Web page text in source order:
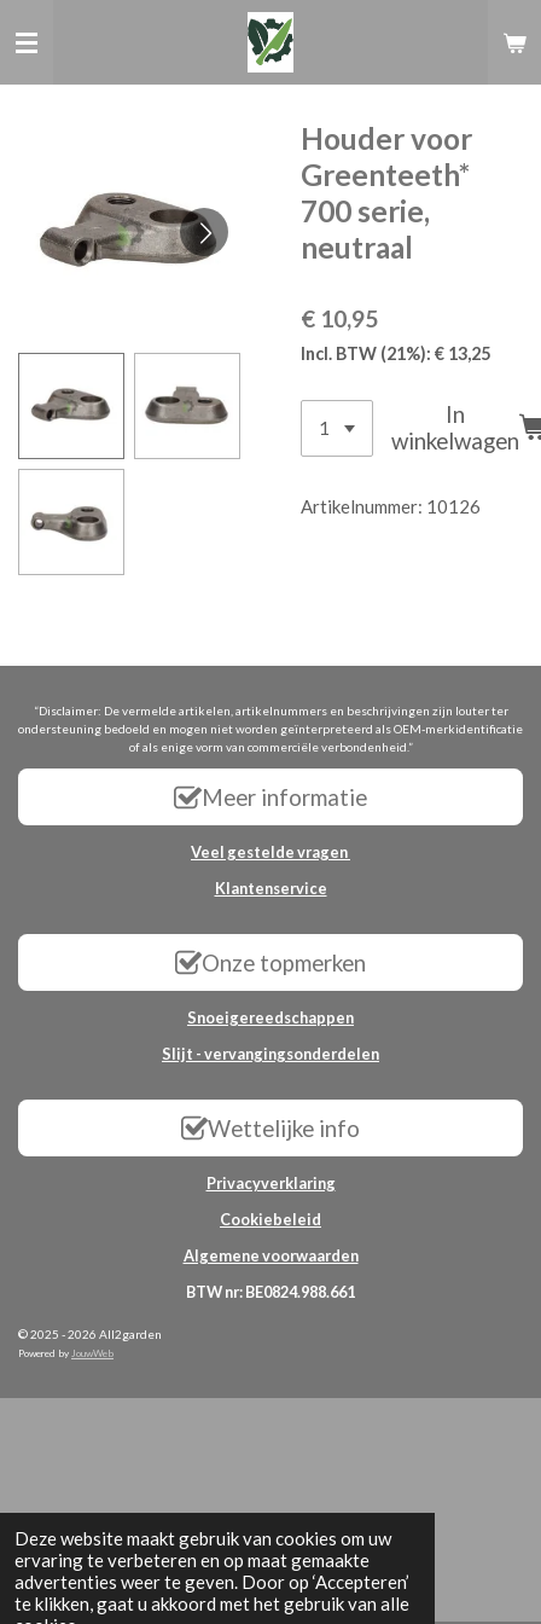
Deze website maakt gebruik van cookies om uw
ervaring te verbeteren en op maat gemaakte
advertenties weer te geven. Door op ‘Accepteren’
te klikken, gaat u akkoord met het gebruik van alle
direct
Houder voor
Greenteeth*
700 serie,
neutraal
€ 10,95
Incl. BTW (21%): € 13,25
In
winkelwagen
Artikelnummer: 10126
“Disclaimer: De vermelde artikelen, artikelnummers en beschrijvingen zijn louter ter
ondersteuning bedoeld en mogen niet worden geïnterpreteerd als OEM-merkidentificatie
of als enige vorm van commerciële verbondenheid.”
Meer informatie
Veel gestelde vragen
Klantenservice
Onze topmerken
Snoeigereedschappen
Slijt - vervangingsonderdelen
Wettelijke info
Privacyverklaring
Cookiebeleid
Algemene voorwaarden
BTW nr: BE0824.988.661
© 2025 - 2026 All2garden
Powered by JouwWeb